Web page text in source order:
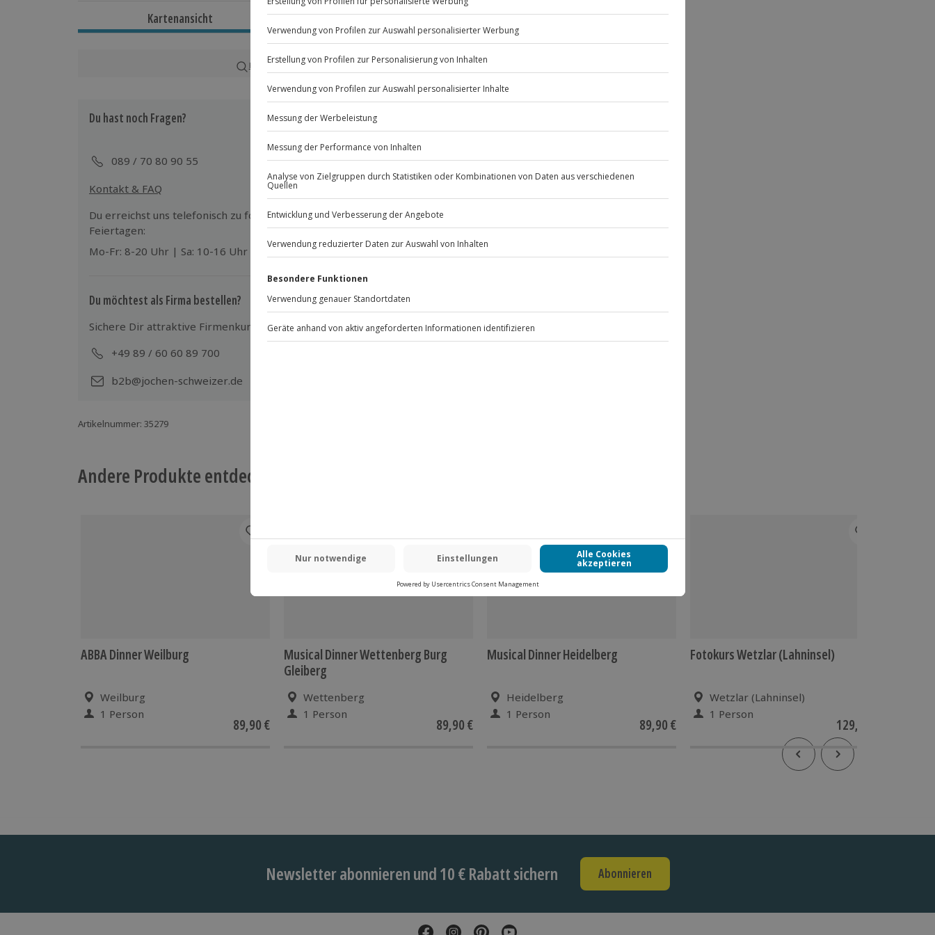
Ca. 4 Stunden
Teilnehmer
Kartenansicht Listenansicht
© OpenStreetMaps
Karte in Großansicht
Du hast noch Fragen?
089 / 70 80 90 55
Kontakt & FAQ
Mühldorfstraße 8
81671 München
Du erreichst uns telefonisch zu folgenden Zeiten, außer an bundesweiten
Feiertagen:
Mo-Fr: 8-20 Uhr | Sa: 10-16 Uhr
Du möchtest als Firma bestellen?
Sichere Dir attraktive Firmenkunden Vorteile.
+49 89 / 60 60 89 700
b2b@jochen-schweizer.de
Artikelnummer: 35279
Andere Produkte entdecken
ABBA Dinner Weilburg
Weilburg
1 Person
89,90 €
Musical Dinner Wettenberg Burg
Gleiberg
Wettenberg
1 Person
89,90 €
Musical Dinner Heidelberg
Heidelberg
1 Person
89,90 €
Fotokurs Wetzlar (Lahninsel)
Wetzlar (Lahninsel)
1 Person
129,90 €
Newsletter abonnieren und 10 € Rabatt sichern Abonnieren